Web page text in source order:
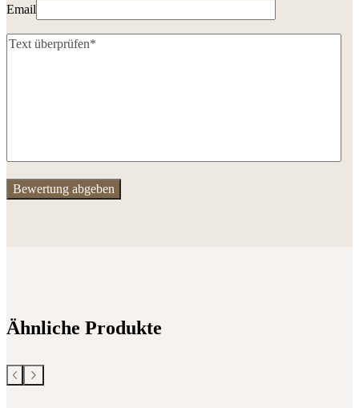
Email
Ähnliche Produkte